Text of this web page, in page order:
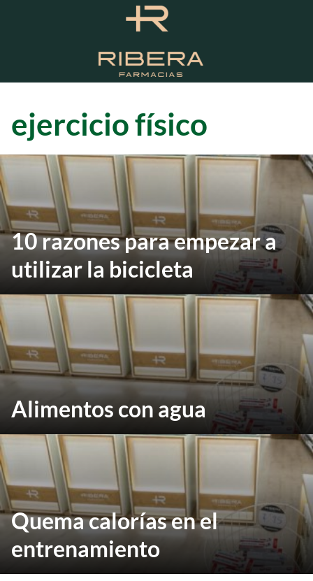
o
n
t
e
n
ejercicio físico
10 razones para empezar a
utilizar la bicicleta
Alimentos con agua
Quema calorías en el
entrenamiento